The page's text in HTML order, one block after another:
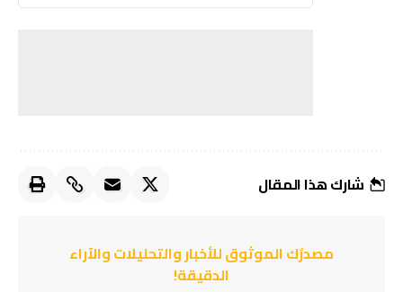
شارك هذا المقال
مصدرُك الموثوق للأخبار والتحليلات والآراء
الدقيقة!